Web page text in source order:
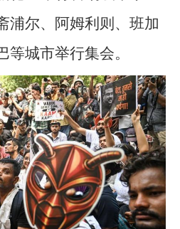
浦尔、阿姆利则、班加
等城市举行集会。